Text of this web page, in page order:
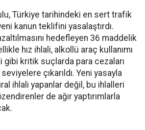
Türkiye tarihindeki en sert trafik
kanun teklifini yasalaştırdı.
hedefleyen 36 maddelik
hız ihlali, alkollü araç kullanımı
gibi kritik suçlarda para cezaları
çıkarıldı. Yeni yasayla
ihlali yapanlar değil, bu ihlalleri
de ağır yaptırımlarla